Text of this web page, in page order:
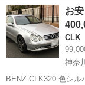
くるまのミツクニ足
千葉 松戸市
お
CLK
神奈
BENZ CLK320 色シル